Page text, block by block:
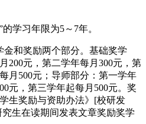
学习年限为5～7年。
和奖励两个部分。基础奖学
200元，第二学年每月300元，第
月500元；导师部分：第一学年
元，第三学年起每月500元。奖
生奖励与资助办法》[校研发
究生在读期间发表文章奖励奖学